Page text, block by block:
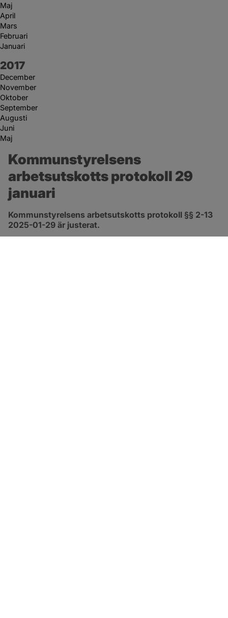
Maj
April
Mars
Februari
Januari
År:
2017
December
November
Oktober
September
Augusti
Juni
Maj
Kommunstyrelsens
arbetsutskotts protokoll 29
januari
Kommunstyrelsens arbetsutskotts protokoll §§ 2-13
2025-01-29 är justerat.